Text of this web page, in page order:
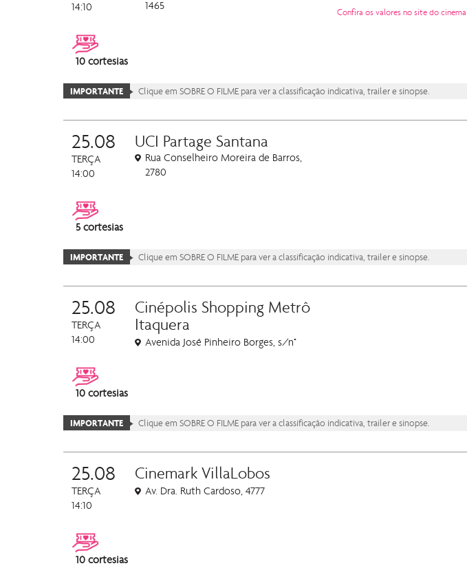
14:10
10 cortesias
1465
Confira os valores no site do cinema
IMPORTANTE Clique em SOBRE O FILME para ver a classificação indicativa, trailer e sinopse.
25.08
TERÇA
14:00
5 cortesias
UCI Partage Santana
Rua Conselheiro Moreira de Barros,
2780
IMPORTANTE Clique em SOBRE O FILME para ver a classificação indicativa, trailer e sinopse.
25.08
TERÇA
14:00
10 cortesias
Cinépolis Shopping Metrô
Itaquera
Avenida José Pinheiro Borges, s/n°
IMPORTANTE Clique em SOBRE O FILME para ver a classificação indicativa, trailer e sinopse.
25.08
TERÇA
14:10
10 cortesias
Cinemark VillaLobos
Av. Dra. Ruth Cardoso, 4777